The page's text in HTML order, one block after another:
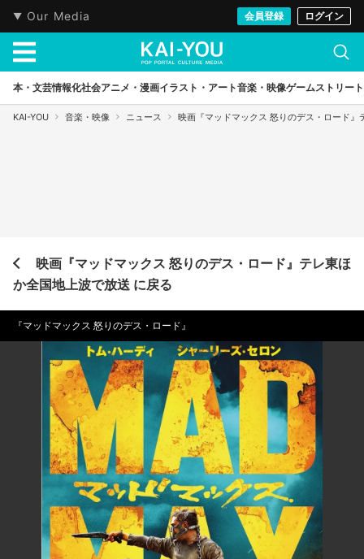
Our Media 会員登録 ログイン
本・文芸情報化社会アニメ・漫画イラスト・アート音楽・映像ゲームストリート
KAI-YOU 音楽・映像 ニュース 映画『マッドマックス 怒りのデス・ロード』
映画『マッドマックス 怒りのデス・ロード』テレ東ほ
か全国地上波で放送 に戻る
『マッドマックス 怒りのデス・ロード』